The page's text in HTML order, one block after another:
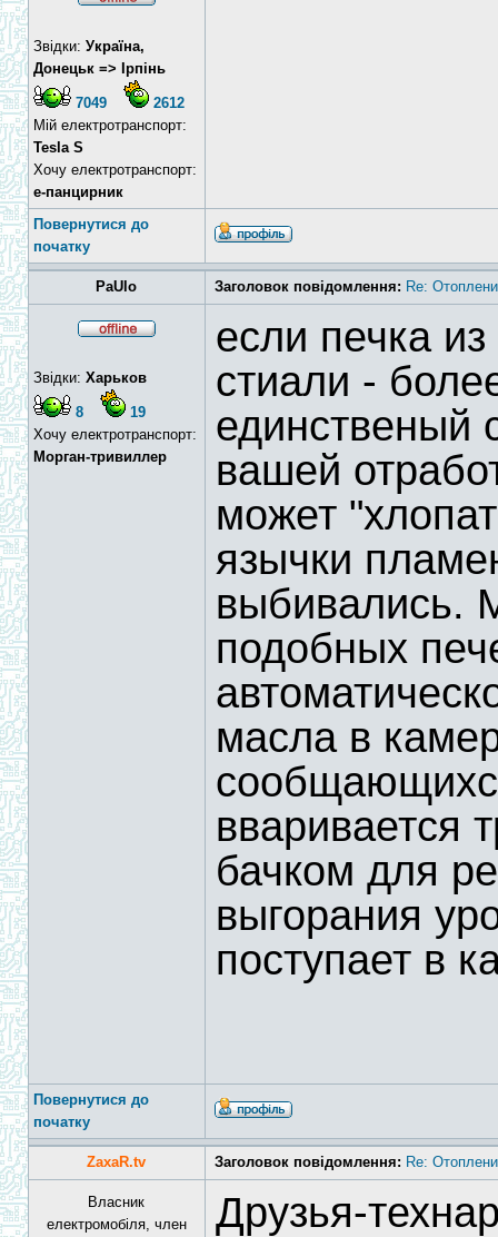
Звідки: Україна,
Донецьк => Ірпінь
7049
2612
Мій електротранспорт:
Tesla S
Хочу електротранспорт:
е-панцирник
Повернутися до
початку
PaUlo Заголовок повідомлення: Re:
Звідки: Харьков
8
19
Хочу електротранспорт:
Морган-тривиллер
если печка
стиали -
единственый
вашей
может
язычки
выбивались.
подобных
масла в
вваривается
бачком для
выгорания
поступает в
Повернутися до
початку
ZaxaR.tv Заголовок повідомлення: Re:
Власник
електромобіля, член
Друзья-